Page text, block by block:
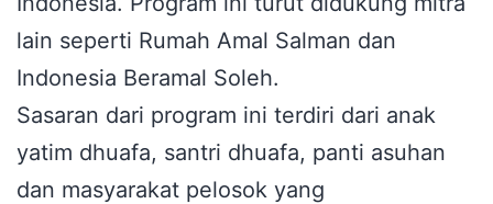
lain seperti Rumah Amal Salman dan
Indonesia Beramal Soleh.
Sasaran dari program ini terdiri dari anak
yatim dhuafa, santri dhuafa, panti asuhan
dan masyarakat pelosok yang